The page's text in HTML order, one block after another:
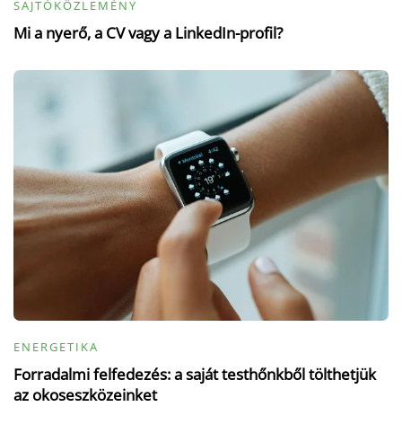
SAJTÓKÖZLEMÉNY
Mi a nyerő, a CV vagy a LinkedIn-profil?
ENERGETIKA
Forradalmi felfedezés: a saját testhőnkből tölthetjük
az okoseszközeinket